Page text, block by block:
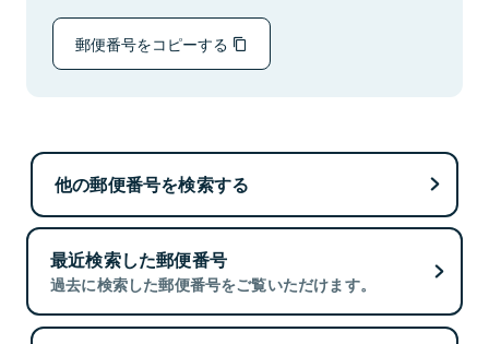
郵便番号をコピーする
他の郵便番号を検索する
最近検索した郵便番号
過去に検索した郵便番号をご覧いただけます。